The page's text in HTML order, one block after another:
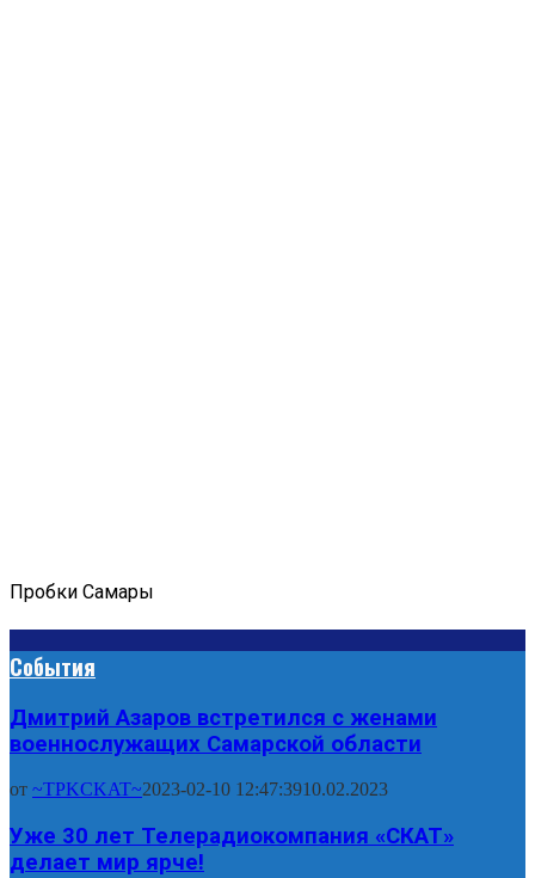
Пробки Самары
События
Дмитрий Азаров встретился с женами
военнослужащих Самарской области
от ~TPKCKAT~2023-02-10 12:47:3910.02.2023
Уже 30 лет Телерадиокомпания «СКАТ»
делает мир ярче!